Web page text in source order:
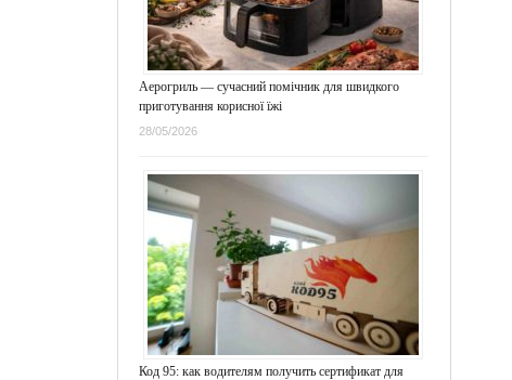
Аерогриль — сучасний помічник для швидкого
приготування корисної їжі
28/05/2026
Код 95: как водителям получить сертификат для